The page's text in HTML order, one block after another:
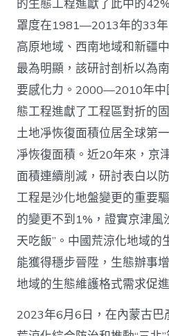
的生態工程進獻了此中的
罩度在1981—2013年的33
高原地域、西南地域和新疆
最為明顯，該研討剖析以為
要感化力。2000—2010年中
態工程進獻了工程區對折的
土地凈恢復面積位居全球第
凈恢復面積。近20年來，京
面積連續削減，研討表白以
工程是沙化地盤變更的重要
的變更不到1%，證實京津風
天吃飯”。中國荒涼化地域的
能獲得穩步晉陞，生態辦事
地域的生態維護格式需求促
2023年6月6日，在內蒙古巴